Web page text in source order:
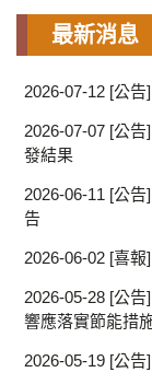
最新消息
2026-07-12 [公告
2026-07-07 [公告
發結果
2026-06-11 [公告
告
2026-06-02 [喜報
2026-05-28 [公告
響應落實節能措
2026-05-19 [公告